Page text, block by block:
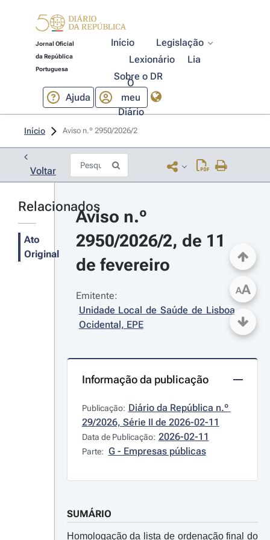
Jornal Oficial
da República
Portuguesa
Início
Legislação
Lexionário
Lia
Sobre o DR
Ajuda
O
meu
Diário
Início Aviso n.º 2950/2026/2
Voltar
Relacionados
Ato
Original
Aviso n.º
2950/2026/2, de 11
de fevereiro
Emitente:
Unidade Local de Saúde de Lisboa
Ocidental, EPE
Informação da publicação
Publicação: Diário da República n.º
29/2026, Série II de 2026-02-11
Data de Publicação: 2026-02-11
Parte: G - Empresas públicas
SUMÁRIO
Homologação da lista de ordenação final do
AA